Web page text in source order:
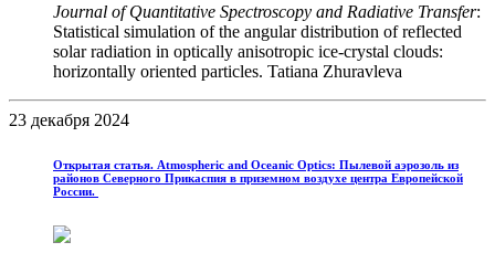
Journal of Quantitative Spectroscopy and Radiative Transfer:
Statistical simulation of the angular distribution of reflected
solar radiation in optically anisotropic ice-crystal clouds:
horizontally oriented particles. Tatiana Zhuravleva
23 декабря 2024
Открытая статья. Atmospheric and Oceanic Optics: Пылевой аэрозоль из
районов Северного Прикаспия в приземном воздухе центра Европейской
России.